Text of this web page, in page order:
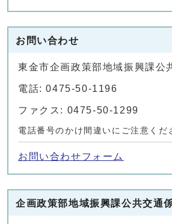
お問い合わせ
東金市企画政策部地域振興課公
電話: 0475-50-1196
ファクス: 0475-50-1299
電話番号のかけ間違いにご注意くだ
お問い合わせフォーム
企画政策部地域振興課公共交通